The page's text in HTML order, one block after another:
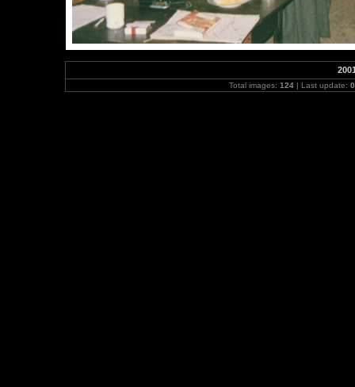
Total images: 124| Last update: